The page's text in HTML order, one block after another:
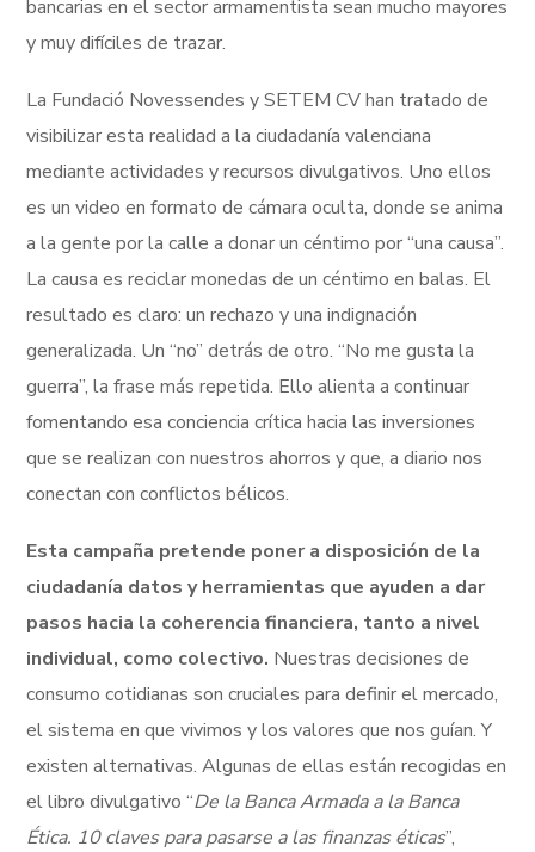
bancarias en el sector armamentista sean mucho mayores
y muy difíciles de trazar.
La Fundació Novessendes y SETEM CV han tratado de
visibilizar esta realidad a la ciudadanía valenciana
mediante actividades y recursos divulgativos. Uno ellos
es un video en formato de cámara oculta, donde se anima
a la gente por la calle a donar un céntimo por “una causa”.
La causa es reciclar monedas de un céntimo en balas. El
resultado es claro: un rechazo y una indignación
generalizada. Un “no” detrás de otro. “No me gusta la
guerra”, la frase más repetida. Ello alienta a continuar
fomentando esa conciencia crítica hacia las inversiones
que se realizan con nuestros ahorros y que, a diario nos
conectan con conflictos bélicos.
Esta campaña pretende poner a disposición de la
ciudadanía datos y herramientas que ayuden a dar
pasos hacia la coherencia financiera, tanto a nivel
individual, como colectivo. Nuestras decisiones de
consumo cotidianas son cruciales para definir el mercado,
el sistema en que vivimos y los valores que nos guían. Y
existen alternativas. Algunas de ellas están recogidas en
el libro divulgativo “De la Banca Armada a la Banca
Ética. 10 claves para pasarse a las finanzas éticas”,